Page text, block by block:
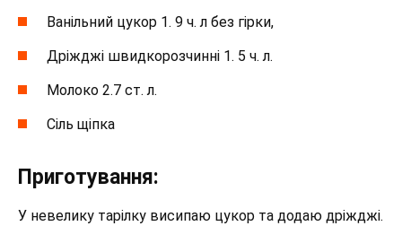
Ванільний цукор 1. 9 ч. л без гірки,
Дріжджі швидкорозчинні 1. 5 ч. л.
Молоко 2.7 ст. л.
Сіль щіпка
Приготування:
У невелику тарілку висипаю цукор та додаю дріжджі.